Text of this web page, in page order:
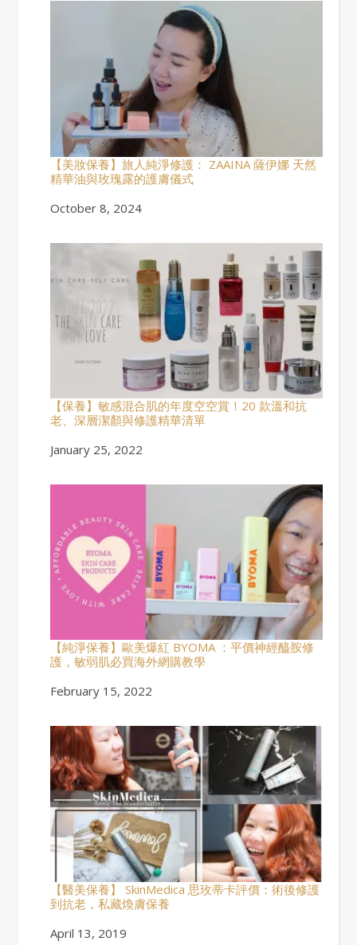
【美妝保養】旅人純淨修護： ZAAINA 薩伊娜 天然
精華油與玫瑰露的護膚儀式
Date
October 8, 2024
【保養】敏感混合肌的年度空空賞！20 款溫和抗
老、深層潔顏與修護精華清單
Date
January 25, 2022
【純淨保養】歐美爆紅 BYOMA ：平價神經醯胺修
護，敏弱肌必買海外網購教學
Date
February 15, 2022
【醫美保養】 SkinMedica 思玫蒂卡評價：術後修護
到抗老，私藏煥膚保養
Date
April 13, 2019